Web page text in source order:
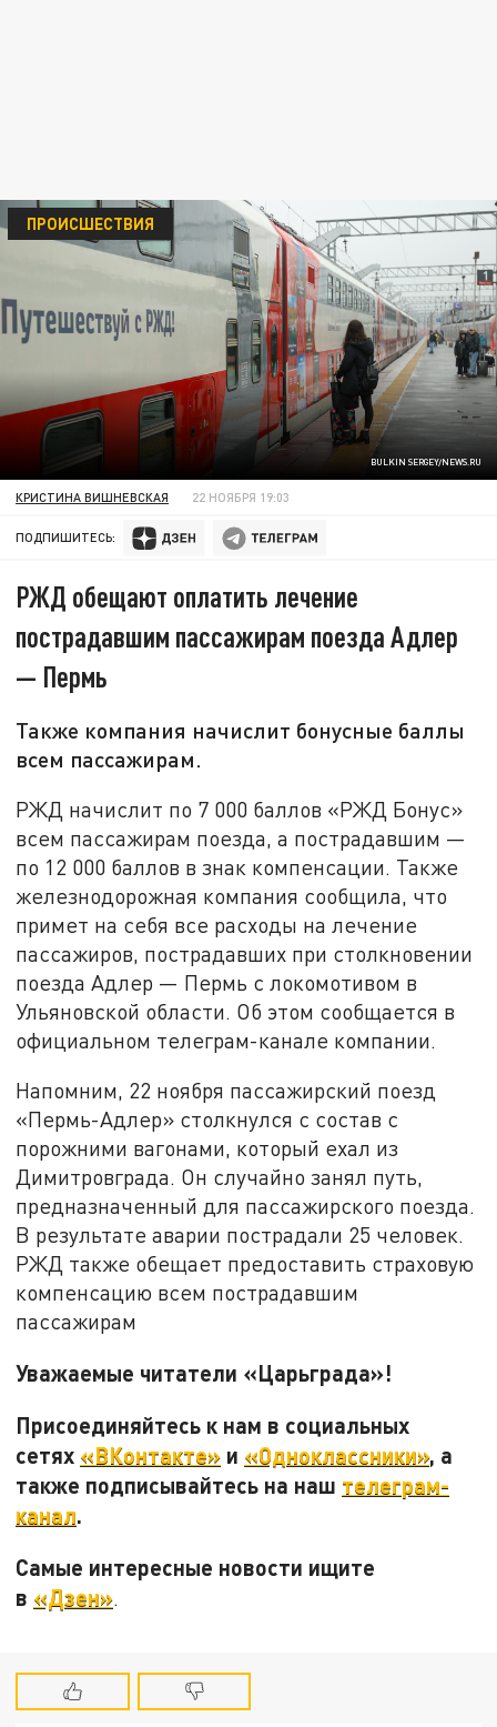
BULKIN SERGEY/NEWS.RU
ПРОИСШЕСТВИЯ
КРИСТИНА ВИШНЕВСКАЯ 22 НОЯБРЯ 19:03
ПОДПИШИТЕСЬ:
РЖД обещают оплатить лечение
пострадавшим пассажирам поезда Адлер
— Пермь
Также компания начислит бонусные баллы
всем пассажирам.
РЖД начислит по 7 000 баллов «РЖД Бонус»
всем пассажирам поезда, а пострадавшим —
по 12 000 баллов в знак компенсации. Также
железнодорожная компания сообщила, что
примет на себя все расходы на лечение
пассажиров, пострадавших при столкновении
поезда Адлер — Пермь с локомотивом в
Ульяновской области. Об этом сообщается в
официальном телеграм-канале компании.
Напомним, 22 ноября пассажирский поезд
«Пермь-Адлер» столкнулся с состав с
порожними вагонами, который ехал из
Димитровграда. Он случайно занял путь,
предназначенный для пассажирского поезда.
В результате аварии пострадали 25 человек.
РЖД также обещает предоставить страховую
компенсацию всем пострадавшим
пассажирам
Уважаемые читатели «Царьграда»!
Присоединяйтесь к нам в социальных
сетях «ВКонтакте» и «Одноклассники», а
также подписывайтесь на наш телеграм-
канал.
Самые интересные новости ищите
в «Дзен»